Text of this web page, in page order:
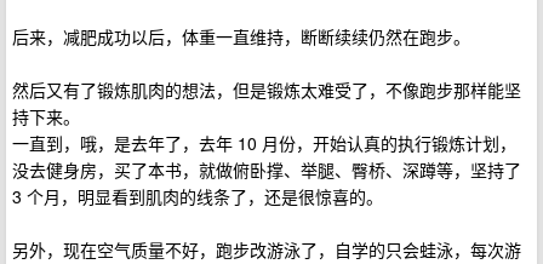
后来，减肥成功以后，体重一直维持，断断续续仍然在跑步。
然后又有了锻炼肌肉的想法，但是锻炼太难受了，不像跑步那样能坚
持下来。
一直到，哦，是去年了，去年 10 月份，开始认真的执行锻炼计划，
没去健身房，买了本书，就做俯卧撑、举腿、臀桥、深蹲等，坚持了
3 个月，明显看到肌肉的线条了，还是很惊喜的。
另外，现在空气质量不好，跑步改游泳了，自学的只会蛙泳，每次游